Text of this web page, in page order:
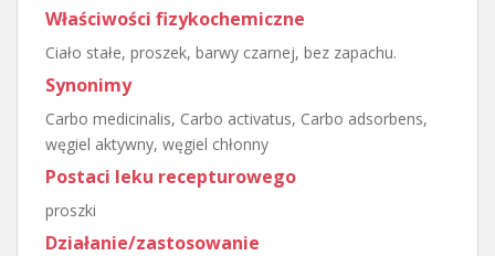
Właściwości fizykochemiczne
Ciało stałe, proszek, barwy czarnej, bez zapachu.
Synonimy
Carbo medicinalis, Carbo activatus, Carbo adsorbens,
węgiel aktywny, węgiel chłonny
Postaci leku recepturowego
proszki
Działanie/zastosowanie